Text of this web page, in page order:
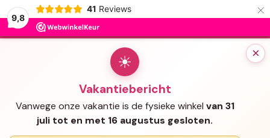
9,8
41 Reviews ×
×
☀
Vakantiebericht
Vanwege onze vakantie is de fysieke winkel van 31
juli tot en met 16 augustus gesloten.